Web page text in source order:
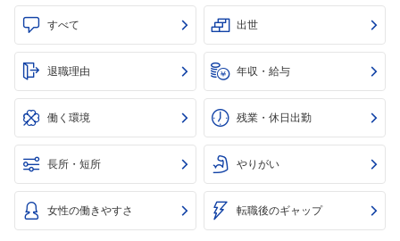
すべて 出世
退職理由 年収・給与
働く環境 残業・休日出勤
長所・短所 やりがい
女性の働きやすさ 転職後のギャップ